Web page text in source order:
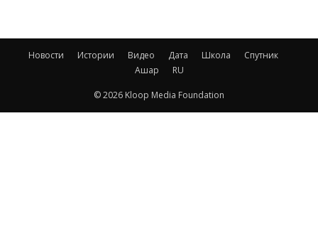
Новости Истории Видео Дата Школа
Спутник
Ашар
RU
© 2026 Kloop Media Foundation